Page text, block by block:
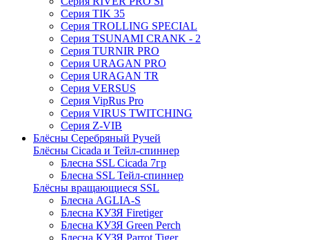
Серия TIK 35
Серия TROLLING SPECIAL
Серия TSUNAMI CRANK - 2
Серия TURNIR PRO
Серия URAGAN PRO
Серия URAGAN TR
Серия VERSUS
Серия VipRus Pro
Серия VIRUS TWITCHING
Серия Z-VIB
Блёсны Серебряный Ручей
Блёсны Cicada и Тейл-спиннер
Блесна SSL Cicada 7гр
Блесна SSL Тейл-спиннер
Блёсны вращающиеся SSL
Блесна AGLIA-S
Блесна КУЗЯ Firetiger
Блесна КУЗЯ Green Perch
Блесна КУЗЯ Parrot Tiger